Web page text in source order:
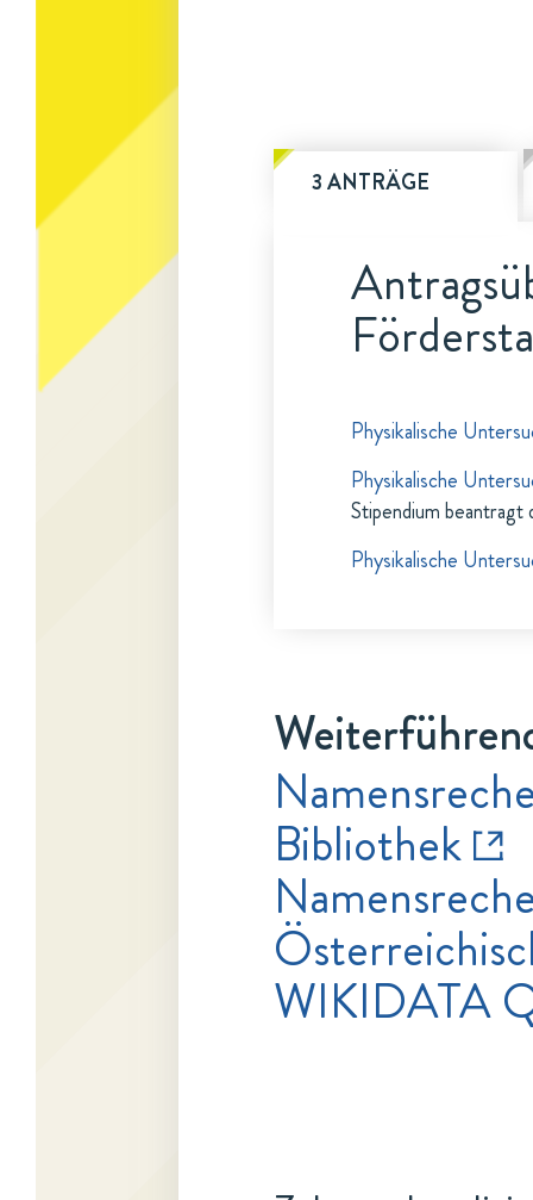
3 ANTRÄGE
Physikalische
Physikalische
Stipendium beantragt
Physikalische
Bibliothek
WIKIDATA